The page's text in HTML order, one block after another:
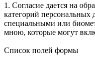
1. Согласие дается на
категорий
специальными или
мною, которые могут
Список полей формы